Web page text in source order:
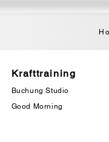
Krafttraining
Buchung Studio
Good Morning